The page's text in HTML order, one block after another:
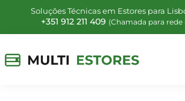
Soluções Técnicas em Estores para
+351 912 211 409 (Chamada para